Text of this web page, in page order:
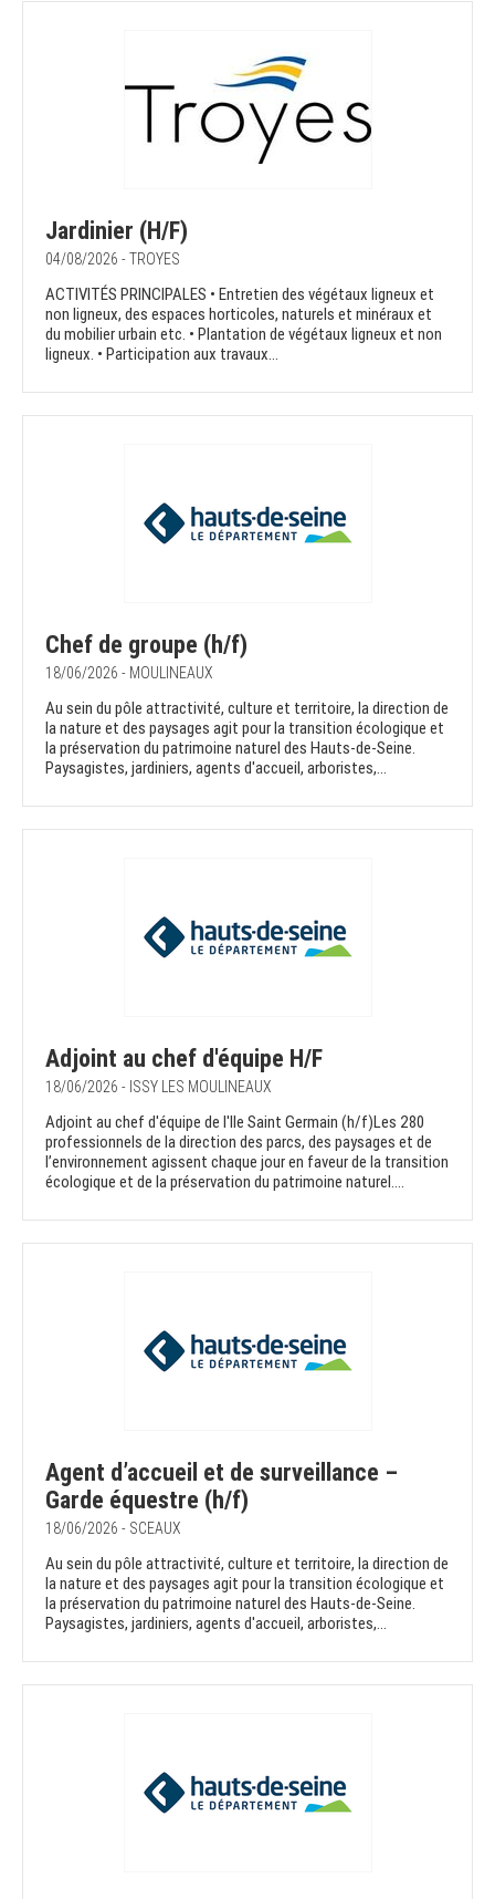
Jardinier (H/F)
04/08/2026 - TROYES
ACTIVITÉS PRINCIPALES • Entretien des végétaux ligneux et
non ligneux, des espaces horticoles, naturels et minéraux et
du mobilier urbain etc. • Plantation de végétaux ligneux et non
ligneux. • Participation aux travaux...
Chef de groupe (h/f)
18/06/2026 - MOULINEAUX
Au sein du pôle attractivité, culture et territoire, la direction de
la nature et des paysages agit pour la transition écologique et
la préservation du patrimoine naturel des Hauts-de-Seine.
Paysagistes, jardiniers, agents d'accueil, arboristes,...
Adjoint au chef d'équipe H/F
18/06/2026 - ISSY LES MOULINEAUX
Adjoint au chef d'équipe de l'Ile Saint Germain (h/f)Les 280
professionnels de la direction des parcs, des paysages et de
l’environnement agissent chaque jour en faveur de la transition
écologique et de la préservation du patrimoine naturel....
Agent d’accueil et de surveillance –
Garde équestre (h/f)
18/06/2026 - SCEAUX
Au sein du pôle attractivité, culture et territoire, la direction de
la nature et des paysages agit pour la transition écologique et
la préservation du patrimoine naturel des Hauts-de-Seine.
Paysagistes, jardiniers, agents d'accueil, arboristes,...